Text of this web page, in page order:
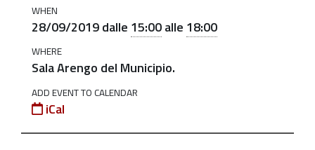
cosa-
fare-
per-
cambiare
Convegno
Volontassociate:
"Stili
WHEN
28/09/2019dalle 15:00alle 18:00
WHERE
Sala Arengo del Municipio.
ADD EVENT TO CALENDAR
iCal